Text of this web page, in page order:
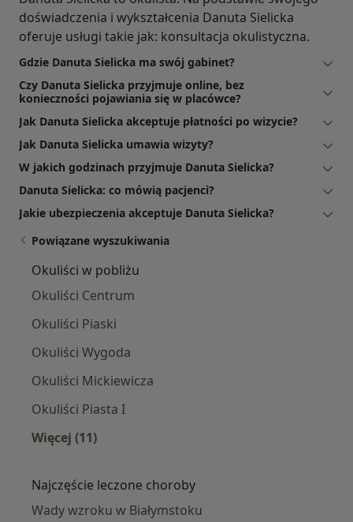
doświadczenia i wykształcenia Danuta Sielicka
oferuje usługi takie jak: konsultacja okulistyczna.
Gdzie Danuta Sielicka ma swój gabinet?
Czy Danuta Sielicka przyjmuje online, bez
konieczności pojawiania się w placówce?
Jak Danuta Sielicka akceptuje płatności po wizycie?
Jak Danuta Sielicka umawia wizyty?
W jakich godzinach przyjmuje Danuta Sielicka?
Danuta Sielicka: co mówią pacjenci?
Jakie ubezpieczenia akceptuje Danuta Sielicka?
Powiązane wyszukiwania
Okuliści w pobliżu
Okuliści Centrum
Okuliści Piaski
Okuliści Wygoda
Okuliści Mickiewicza
Okuliści Piasta I
Więcej (11)
Najczęście leczone choroby
Wady wzroku w Białymstoku